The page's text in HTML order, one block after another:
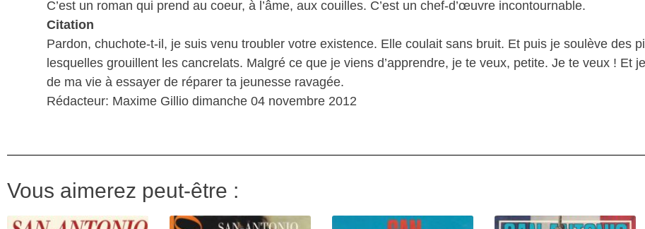
C’est un roman qui prend au coeur, à l’âme, aux couilles. C’est un chef-d’œuvre incontournable.
Citation
Pardon, chuchote-t-il, je suis venu troubler votre existence. Elle coulait sans bruit. Et puis je soulève des
lesquelles grouillent les cancrelats. Malgré ce que je viens d’apprendre, je te veux, petite. Je te veux ! Et
de ma vie à essayer de réparer ta jeunesse ravagée.
Rédacteur: Maxime Gillio dimanche 04 novembre 2012
Vous aimerez peut-être :